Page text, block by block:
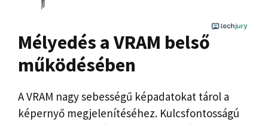
Mélyedés a VRAM belső
működésében
A VRAM nagy sebességű képadatokat tárol a
képernyő megjelenítéséhez. Kulcsfontosságú